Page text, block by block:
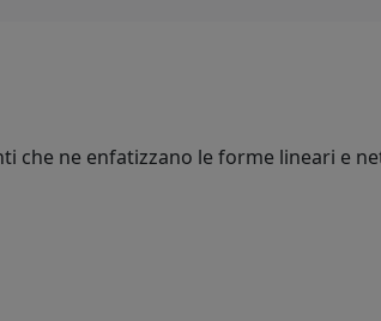
che ne enfatizzano le forme lineari e